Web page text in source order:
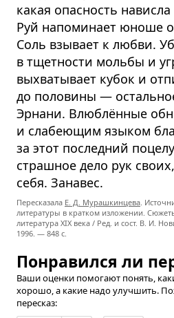
какая опасность
Руй напоминает юноше о
Соль взывает к любви.
в тщетности мольбы и
выхватывает кубок и
до половины —
Эрнани. Влюблённые
и слабеющим языком
за этот последний
страшное дело рук
себя. Занавес.
Пересказала Е. Д. Мурашкинцева .
литературы в кратком изложении.
литература XIX века / Ред. и сост. В. И.
1996. — 848 с.
Понравился ли
Ваши оценки помогают понять,
хорошо, а какие надо улучшить.
пересказ: